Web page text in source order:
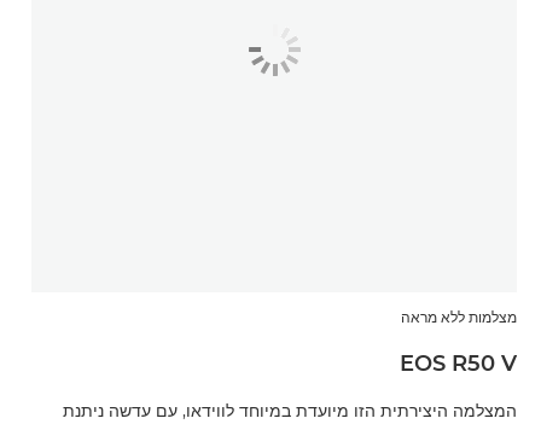
מצלמות ללא מראה
EOS R50 V
המצלמה היצירתית הזו מיועדת במיוחד לווידאו, עם עדשה ניתנת